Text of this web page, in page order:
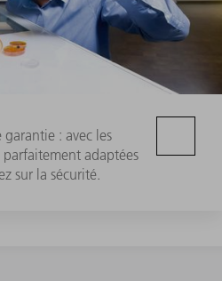
garantie : avec les
parfaitement adaptées
sur la sécurité.